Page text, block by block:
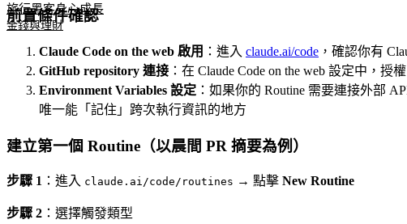
旅行黑客身心成長
金錢與理財
前置條件確認
Claude Code on the web 啟用 ：進入 claude.ai/code ，確認你有
GitHub repository 連接 ：在 Claude Code on the web 設定中，授
Environment Variables 設定 ：如果你的 Routine 需要連接外部
唯一能「記住」跨次執行資訊的地方
建立第一個 Routine（以晨間 PR 摘要為例）
步驟 1 ：進入 claude.ai/code/routines → 點擊 New Routine
步驟 2 ：選擇觸發類型